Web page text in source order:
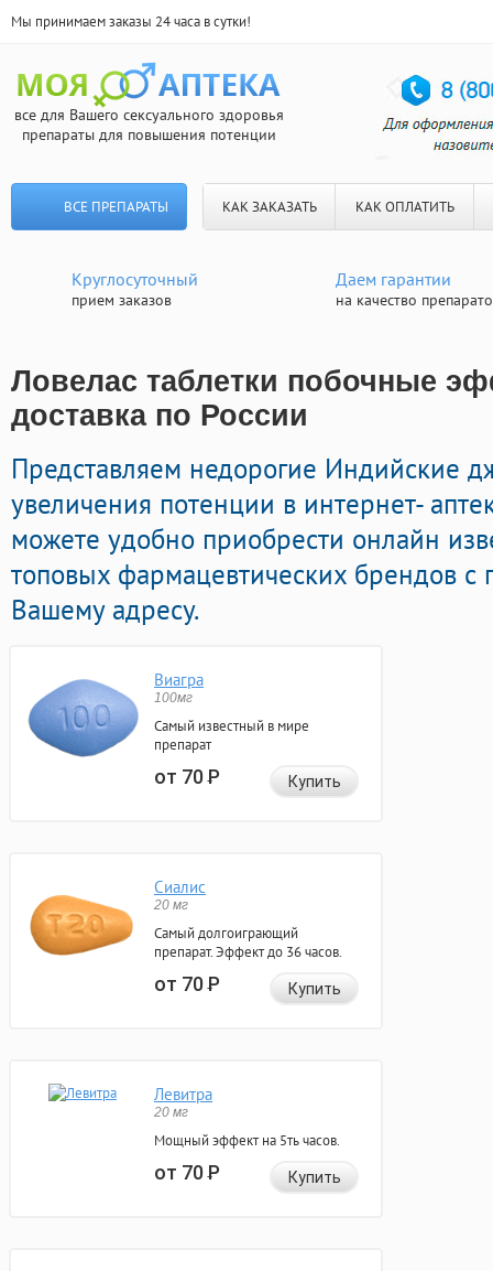
Мы принимаем заказы 24 часа в сутки!
все для Вашего сексуального здоровья
препараты для повышения потенции
ВСЕ ПРЕПАРАТЫ КАК ЗАКАЗАТЬ КАК ОПЛАТИТЬ
Круглосуточный
прием заказов
Даем гарантии
на качество
Ловелас таблетки побочные
доставка по России
Представляем недорогие Индийские
увеличения потенции в интернет-
можете удобно приобрести онлайн
топовых фармацевтических брендов с
Вашему адресу.
Виагра
100мг
Самый известный в мире
препарат
от 70Р Купить
Сиалис
20 мг
Самый долгоиграющий
препарат. Эффект до 36 часов.
от 70Р Купить
Левитра
20 мг
Мощный эффект на 5ть часов.
от 70Р Купить